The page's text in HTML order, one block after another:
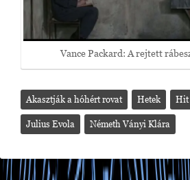
Vance Packard: A rejtett
Akasztják a hóhért rovat Hetek Hit
Julius Evola Németh Ványi Klára